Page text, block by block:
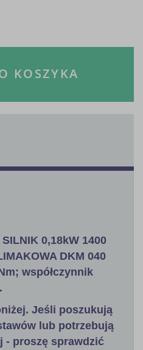
KOSZYKA
SILNIK 0,18kW 1400
DKM 040
współczynnik
Jeśli poszukują
lub potrzebują
- proszę sprawdzić